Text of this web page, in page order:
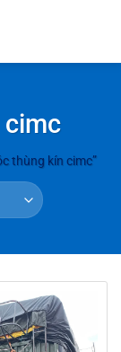
cimc
thùng kín cimc”